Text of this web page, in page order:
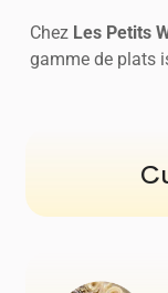
Chez Les Petits
gamme de plats